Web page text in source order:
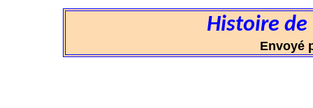
Histoire de
Envoyé